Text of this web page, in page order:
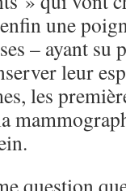
une
– ayant su
leur
les
question